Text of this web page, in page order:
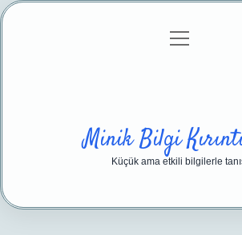
Gizlilik Politikası
menüyü
Minik Bilgi
Küçük ama etkili bilgilerle